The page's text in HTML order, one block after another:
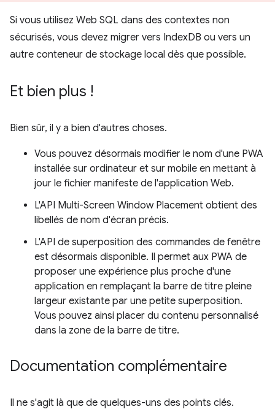
Si vous utilisez Web SQL dans des contextes non
sécurisés, vous devez migrer vers IndexDB ou vers un
autre conteneur de stockage local dès que possible.
Et bien plus !
Bien sûr, il y a bien d'autres choses.
Vous pouvez désormais modifier le nom d'une PWA
installée sur ordinateur et sur mobile en mettant à
jour le fichier manifeste de l'application Web.
L'API Multi-Screen Window Placement obtient des
libellés de nom d'écran précis.
L'API de superposition des commandes de fenêtre
est désormais disponible. Il permet aux PWA de
proposer une expérience plus proche d'une
application en remplaçant la barre de titre pleine
largeur existante par une petite superposition.
Vous pouvez ainsi placer du contenu personnalisé
dans la zone de la barre de titre.
Documentation complémentaire
Il ne s'agit là que de quelques-uns des points clés.